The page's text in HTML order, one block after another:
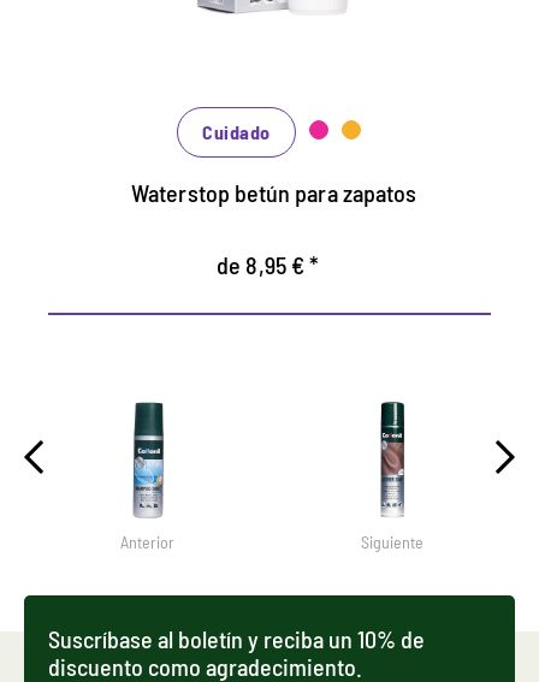
Cuidado
Waterstop betún para zapatos
de 8,95 € *
Anterior Siguiente
Suscríbase al boletín y reciba un 10% de
discuento como agradecimiento.